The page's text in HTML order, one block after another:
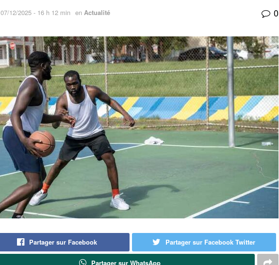
07/12/2025 - 16 h 12 min en Actualité 0
Partager sur Facebook Partager sur Facebook Twitter
Partager sur WhatsApp